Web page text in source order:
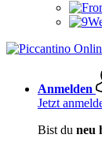
Anmelden
Jetzt
Bist du neu